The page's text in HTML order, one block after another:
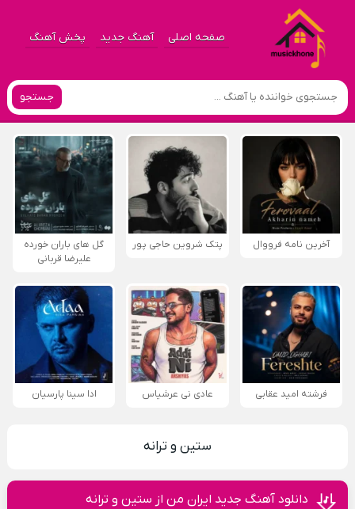
صفحه اصلی آهنگ جدید پخش آهنگ
جستجو
آخرین نامه فرووال پتک شروین حاجی پور
گل های باران خورده
علیرضا قربانی
فرشته امید عقابی عادی نی عرشیاس ادا سینا پارسیان
ستین و ترانه
دانلود آهنگ جدید ایران من از ستین و ترانه